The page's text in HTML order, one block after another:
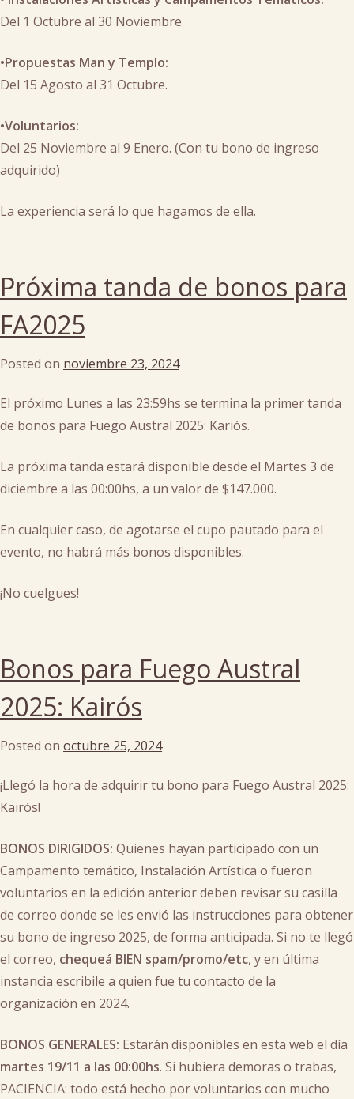
Del 1 Octubre al 30 Noviembre.
•Propuestas Man y Templo:
Del 15 Agosto al 31 Octubre.
•Voluntarios:
Del 25 Noviembre al 9 Enero. (Con tu bono de ingreso
adquirido)
La experiencia será lo que hagamos de ella.
arte,
tematicos ,
man,
Próxima tanda de bonos para
FA2025
Posted on noviembre 23, 2024by
El próximo Lunes a las 23:59hs se termina la primer tanda
de bonos para Fuego Austral 2025: Kariós.
La próxima tanda estará disponible desde el Martes 3 de
diciembre a las 00:00hs, a un valor de $147.000.
En cualquier caso, de agotarse el cupo pautado para el
evento, no habrá más bonos disponibles.
¡No cuelgues!
bonos
Bonos para Fuego Austral
2025: Kairós
Posted on octubre 25, 2024by
¡Llegó la hora de adquirir tu bono para Fuego Austral 2025:
Kairós!
BONOS DIRIGIDOS: Quienes hayan participado con un
Campamento temático, Instalación Artística o fueron
voluntarios en la edición anterior deben revisar su casilla
de correo donde se les envió las instrucciones para obtener
su bono de ingreso 2025, de forma anticipada. Si no te llegó
el correo, chequeá BIEN spam/promo/etc, y en última
instancia escribile a quien fue tu contacto de la
organización en 2024.
BONOS GENERALES: Estarán disponibles en esta web el día
martes 19/11 a las 00:00hs. Si hubiera demoras o trabas,
PACIENCIA: todo está hecho por voluntarios con mucho